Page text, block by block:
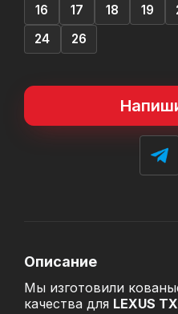
16 17 18 19
24
26
Описание
Мы изготовили
качества для LEXUS TX